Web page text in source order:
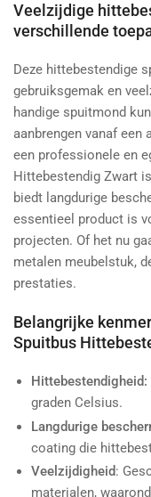
Veelzijdige
verschillende
Deze hittebestendige
gebruiksgemak en
handige spuitmond
aanbrengen vanaf een
een professionele en
Hittebestendig Zwart
biedt langdurige
essentieel product is
projecten. Of het nu
metalen meubelstuk,
prestaties.
Belangrijke
Spuitbus
Hittebestendigheid:
graden Celsius.
Langdurige
coating die
Veelzijdigheid:
materialen,